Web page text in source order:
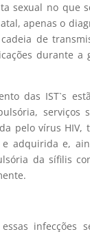
sexual no que
apenas o
de
durante a
das IST`s
serviços
pelo vírus HIV,
adquirida e,
da sífilis
infecções